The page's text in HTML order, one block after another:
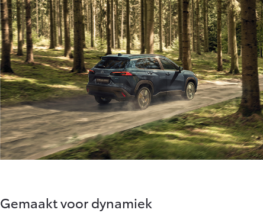
Gemaakt voor dynamiek